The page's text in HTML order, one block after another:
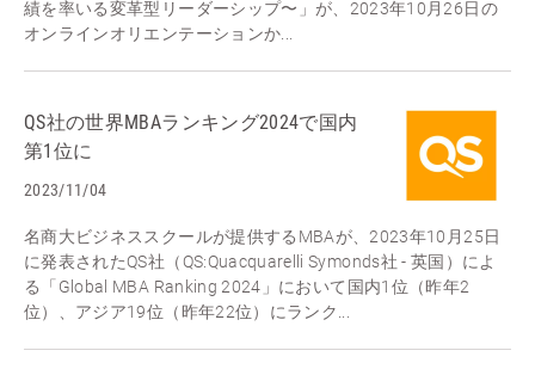
績を率いる変革型リーダーシップ〜」が、2023年10月26日の
オンラインオリエンテーションか...
QS社の世界MBAランキング2024で国内
第1位に
2023/11/04
名商大ビジネススクールが提供するMBAが、2023年10月25日
に発表されたQS社（QS:Quacquarelli Symonds社 - 英国）によ
る「Global MBA Ranking 2024」において国内1位（昨年2
位）、アジア19位（昨年22位）にランク...